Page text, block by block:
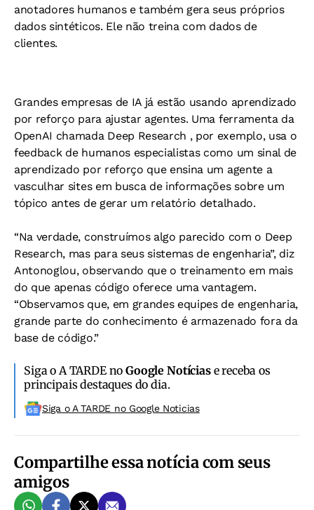
anotadores humanos e também gera seus próprios
dados sintéticos. Ele não treina com dados de
clientes.
Grandes empresas de IA já estão usando aprendizado
por reforço para ajustar agentes. Uma ferramenta da
OpenAI chamada Deep Research , por exemplo, usa o
feedback de humanos especialistas como um sinal de
aprendizado por reforço que ensina um agente a
vasculhar sites em busca de informações sobre um
tópico antes de gerar um relatório detalhado.
“Na verdade, construímos algo parecido com o Deep
Research, mas para seus sistemas de engenharia”, diz
Antonoglou, observando que o treinamento em mais
do que apenas código oferece uma vantagem.
“Observamos que, em grandes equipes de engenharia,
grande parte do conhecimento é armazenado fora da
base de código.”
Siga o A TARDE noGoogle Notíciase receba os
principais destaques do dia.
Siga o A TARDE no Google Noticias
Compartilhe essa notícia com seus
amigos